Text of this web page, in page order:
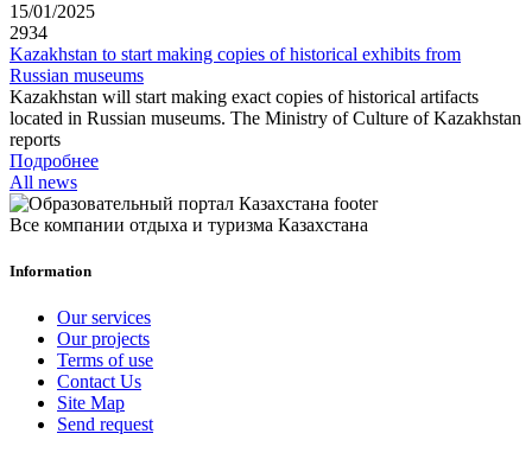
15/01/2025
2934
Kazakhstan to start making copies of historical exhibits from
Russian museums
Kazakhstan will start making exact copies of historical artifacts
located in Russian museums. The Ministry of Culture of Kazakhstan
reports
Подробнее
All news
Все компании отдыха и туризма Казахстана
Information
Our services
Our projects
Terms of use
Contact Us
Site Map
Send request